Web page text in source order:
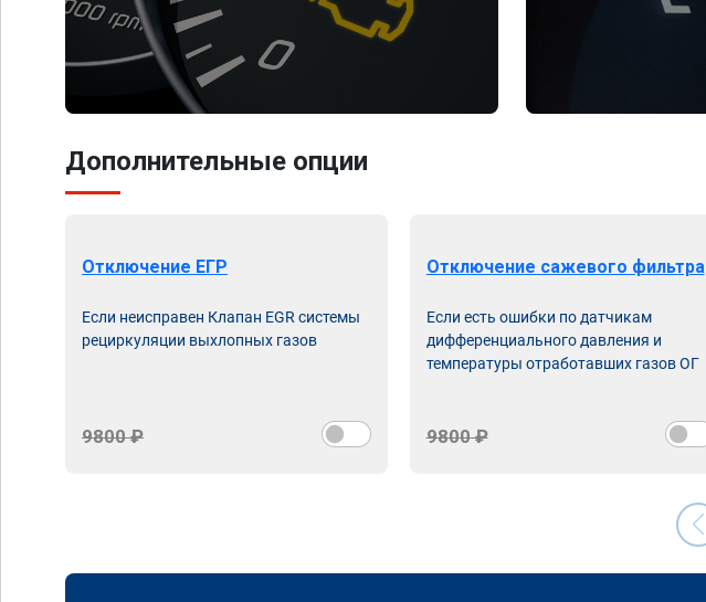
Дополнительные опции
Отключение ЕГР
Если неисправен Клапан EGR системы
рециркуляции выхлопных газов
9800 ₽
Отключение сажевого фильтра
Если есть ошибки по датчикам
дифференциального давления и
температуры отработавших газов ОГ
9800 ₽